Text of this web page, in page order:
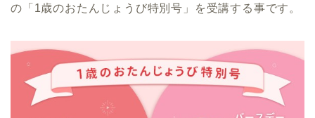
の「1歳のおたんじょうび特別号」を受講する事です。